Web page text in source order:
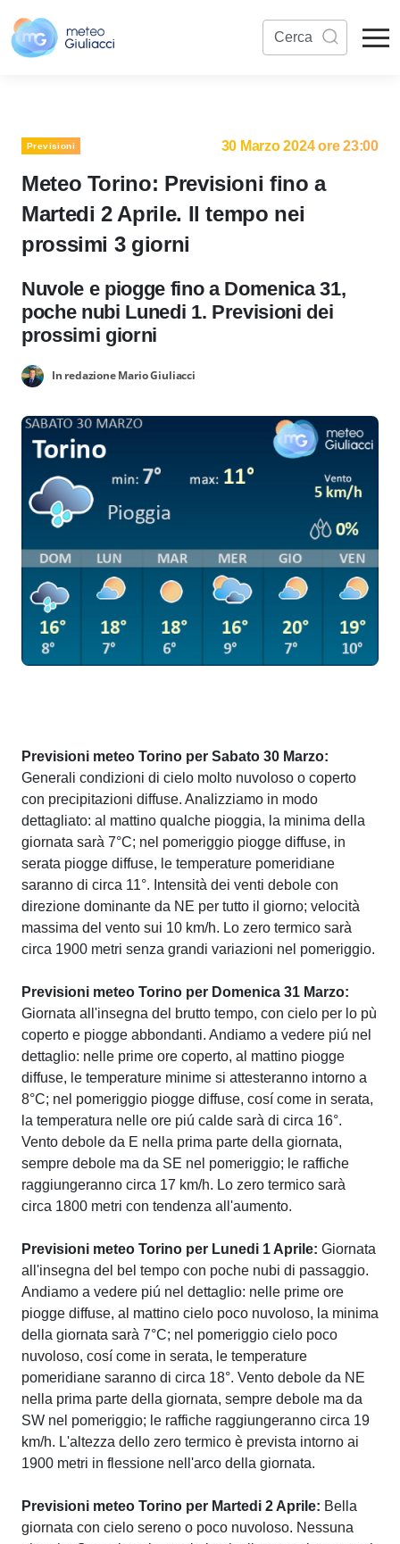
Previsioni 30 Marzo 2024 ore 23:00
Meteo Torino: Previsioni fino a
Martedi 2 Aprile. Il tempo nei
prossimi 3 giorni
Nuvole e piogge fino a Domenica 31,
poche nubi Lunedi 1. Previsioni dei
prossimi giorni
In redazione Mario Giuliacci
Previsioni meteo Torino per Sabato 30 Marzo:
Generali condizioni di cielo molto nuvoloso o coperto
con precipitazioni diffuse. Analizziamo in modo
dettagliato: al mattino qualche pioggia, la minima della
giornata sarà 7°C; nel pomeriggio piogge diffuse, in
serata piogge diffuse, le temperature pomeridiane
saranno di circa 11°. Intensità dei venti debole con
direzione dominante da NE per tutto il giorno; velocità
massima del vento sui 10 km/h. Lo zero termico sarà
circa 1900 metri senza grandi variazioni nel pomeriggio.
Previsioni meteo Torino per Domenica 31 Marzo:
Giornata all'insegna del brutto tempo, con cielo per lo pù
coperto e piogge abbondanti. Andiamo a vedere piú nel
dettaglio: nelle prime ore coperto, al mattino piogge
diffuse, le temperature minime si attesteranno intorno a
8°C; nel pomeriggio piogge diffuse, cosí come in serata,
la temperatura nelle ore piú calde sarà di circa 16°.
Vento debole da E nella prima parte della giornata,
sempre debole ma da SE nel pomeriggio; le raffiche
raggiungeranno circa 17 km/h. Lo zero termico sarà
circa 1800 metri con tendenza all'aumento.
Previsioni meteo Torino per Lunedi 1 Aprile: Giornata
all'insegna del bel tempo con poche nubi di passaggio.
Andiamo a vedere piú nel dettaglio: nelle prime ore
piogge diffuse, al mattino cielo poco nuvoloso, la minima
della giornata sarà 7°C; nel pomeriggio cielo poco
nuvoloso, cosí come in serata, le temperature
pomeridiane saranno di circa 18°. Vento debole da NE
nella prima parte della giornata, sempre debole ma da
SW nel pomeriggio; le raffiche raggiungeranno circa 19
km/h. L'altezza dello zero termico è prevista intorno ai
1900 metri in flessione nell'arco della giornata.
Previsioni meteo Torino per Martedi 2 Aprile: Bella
giornata con cielo sereno o poco nuvoloso. Nessuna